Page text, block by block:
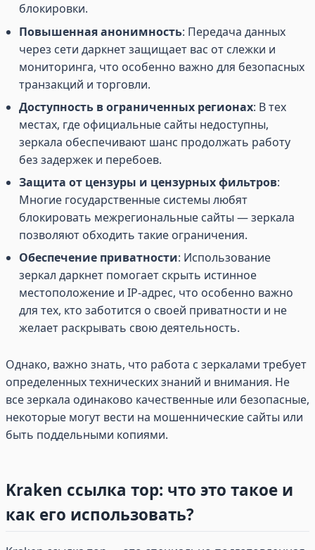
блокировки.
Повышенная анонимность: Передача данных
через сети даркнет защищает вас от слежки и
мониторинга, что особенно важно для безопасных
транзакций и торговли.
Доступность в ограниченных регионах: В тех
местах, где официальные сайты недоступны,
зеркала обеспечивают шанс продолжать работу
без задержек и перебоев.
Защита от цензуры и цензурных фильтров:
Многие государственные системы любят
блокировать межрегиональные сайты — зеркала
позволяют обходить такие ограничения.
Обеспечение приватности: Использование
зеркал даркнет помогает скрыть истинное
местоположение и IP-адрес, что особенно важно
для тех, кто заботится о своей приватности и не
желает раскрывать свою деятельность.
Однако, важно знать, что работа с зеркалами требует
определенных технических знаний и внимания. Не
все зеркала одинаково качественные или безопасные,
некоторые могут вести на мошеннические сайты или
быть поддельными копиями.
Kraken ссылка тор: что это такое и
как его использовать?